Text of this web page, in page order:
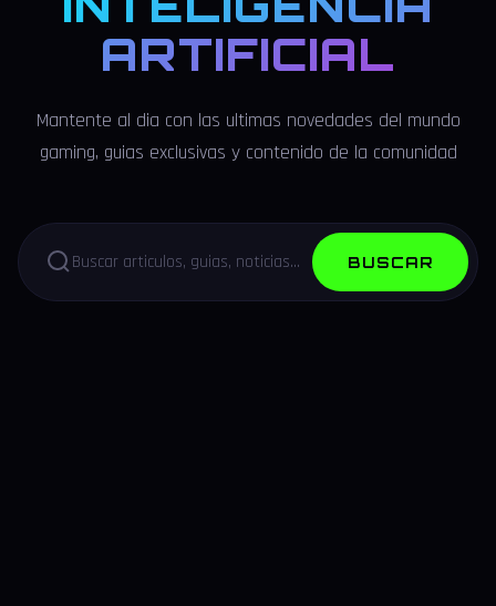
ARTIFICIAL
Mantente al dia con las ultimas novedades del mundo
gaming, guias exclusivas y contenido de la comunidad
BUSCAR